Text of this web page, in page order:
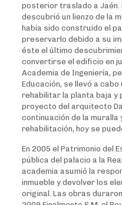
posterior traslado a Jaén.
descubrió un lienzo de la
había sido construido el
preservarlo debido a su
éste el último
convertirse el edificio en
Academia de Ingeniería,
Educación, se llevó a
rehabilitar la planta baja y
proyecto del arquitecto
continuación de la
rehabilitación, hoy se
En 2005 el Patrimonio del
pública del palacio a la
academia asumió la
inmueble y devolver los
original. Las obras